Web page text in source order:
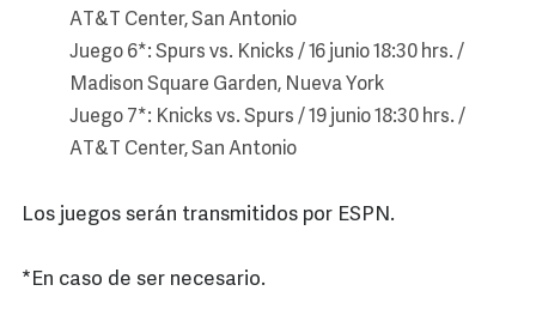
AT&T Center, San Antonio
Juego 6*: Spurs vs. Knicks / 16 junio 18:30 hrs. /
Madison Square Garden, Nueva York
Juego 7*: Knicks vs. Spurs / 19 junio 18:30 hrs. /
AT&T Center, San Antonio
Los juegos serán transmitidos por ESPN.
*En caso de ser necesario.